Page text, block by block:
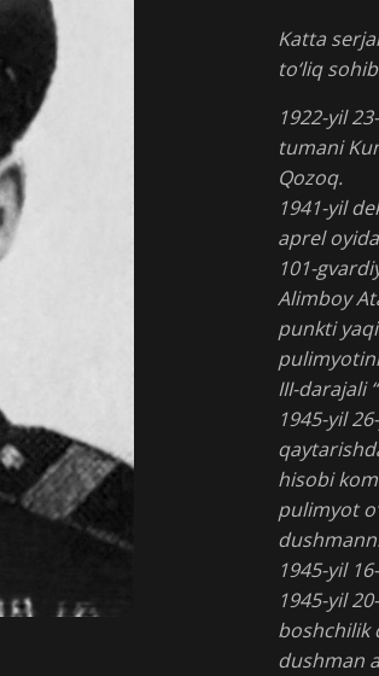
Katta
to‘liq
1922-yil
tumani
Qozoq.
1941-yil
aprel
101-
Alimboy
punkti
III-darajali
1945-yil
hisobi
pulimyot
1945-yil
1945-yil
boshchilik
dushman